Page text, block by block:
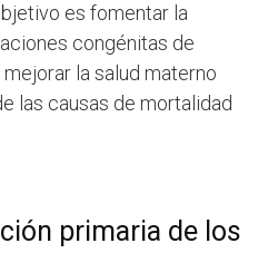
es fomentar la
congénitas de
la salud materno
las causas de mortalidad
primaria de los